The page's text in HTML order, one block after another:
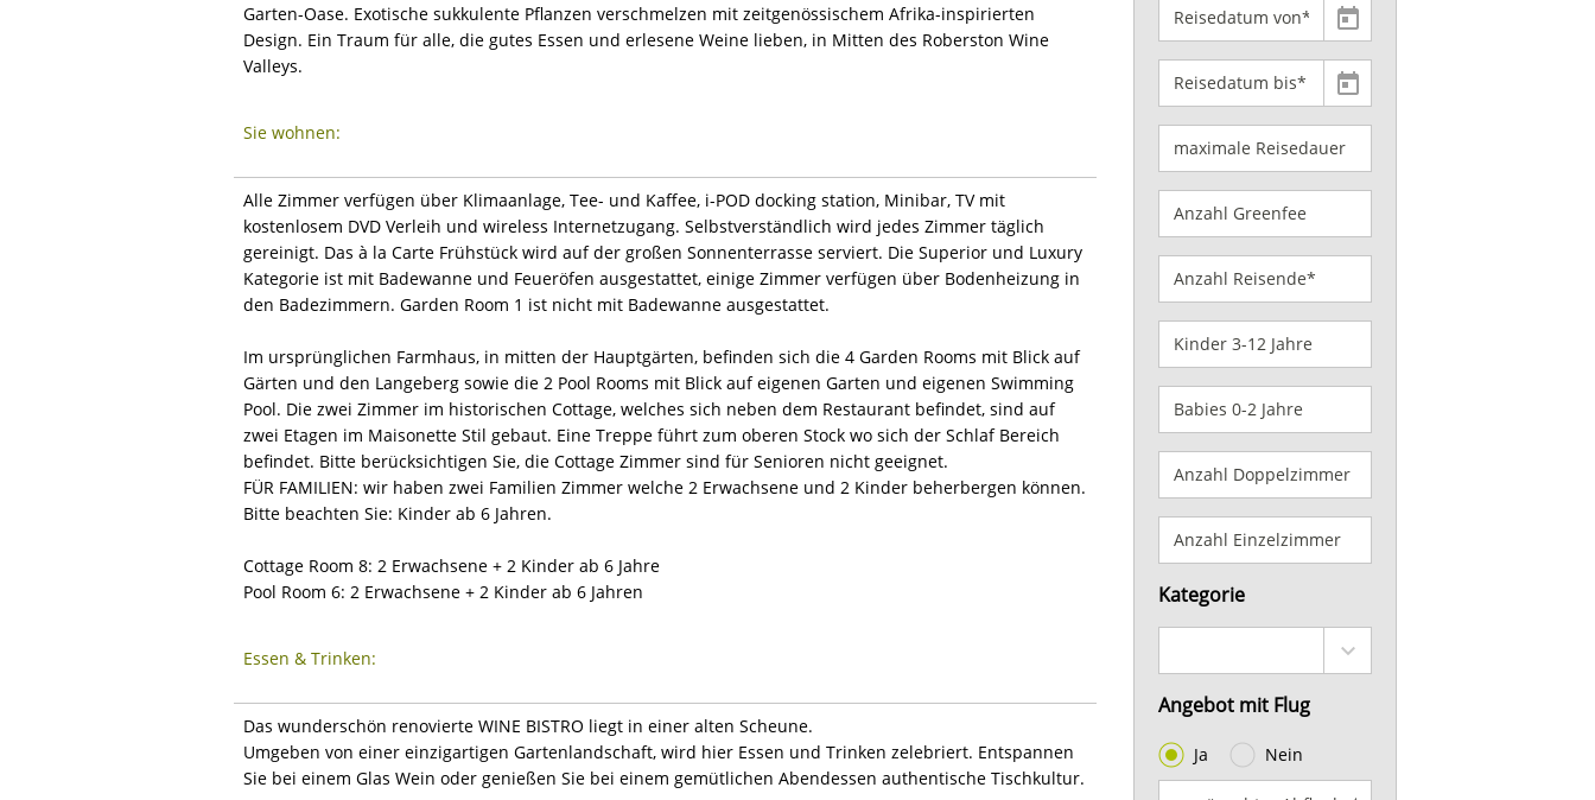
Garten-Oase. Exotische sukkulente Pflanzen verschmelzen mit zeitgenössischem Afrika-inspirierten
Design. Ein Traum für alle, die gutes Essen und erlesene Weine lieben, in Mitten des Roberston Wine
Valleys.
Sie wohnen:
Alle Zimmer verfügen über Klimaanlage, Tee- und Kaffee, i-POD docking station, Minibar, TV mit
kostenlosem DVD Verleih und wireless Internetzugang. Selbstverständlich wird jedes Zimmer täglich
gereinigt. Das à la Carte Frühstück wird auf der großen Sonnenterrasse serviert. Die Superior und Luxury
Kategorie ist mit Badewanne und Feueröfen ausgestattet, einige Zimmer verfügen über Bodenheizung in
den Badezimmern. Garden Room 1 ist nicht mit Badewanne ausgestattet.
Im ursprünglichen Farmhaus, in mitten der Hauptgärten, befinden sich die 4 Garden Rooms mit Blick auf
Gärten und den Langeberg sowie die 2 Pool Rooms mit Blick auf eigenen Garten und eigenen Swimming
Pool. Die zwei Zimmer im historischen Cottage, welches sich neben dem Restaurant befindet, sind auf
zwei Etagen im Maisonette Stil gebaut. Eine Treppe führt zum oberen Stock wo sich der Schlaf Bereich
befindet. Bitte berücksichtigen Sie, die Cottage Zimmer sind für Senioren nicht geeignet.
FÜR FAMILIEN: wir haben zwei Familien Zimmer welche 2 Erwachsene und 2 Kinder beherbergen können.
Bitte beachten Sie: Kinder ab 6 Jahren.
Cottage Room 8: 2 Erwachsene + 2 Kinder ab 6 Jahre
Pool Room 6: 2 Erwachsene + 2 Kinder ab 6 Jahren
Essen & Trinken:
Das wunderschön renovierte WINE BISTRO liegt in einer alten Scheune.
Umgeben von einer einzigartigen Gartenlandschaft, wird hier Essen und Trinken zelebriert. Entspannen
Sie bei einem Glas Wein oder genießen Sie bei einem gemütlichen Abendessen authentische Tischkultur.
Kategorie
Angebot mit Flug
Ja Nein